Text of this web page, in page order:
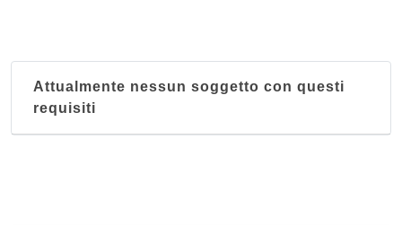
Attualmente nessun soggetto con questi
requisiti